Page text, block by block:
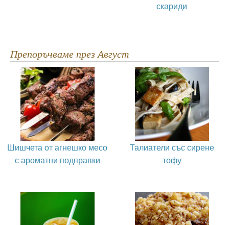
скариди
Препоръчваме през Август
Шишчета от агнешко месо
с ароматни подправки
Талиатели със сирене
тофу